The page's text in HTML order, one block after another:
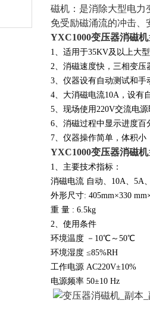
磁机：是消除大型电力
免受励磁涌流的冲击、
YXC1000变压器消磁机
1、适用于35KV及以上大
2、消磁速度快，三相变
3、仪器设有自动测试和手
4、大消磁电流10A，设有
5、现场使用220V交流电
6、消磁过程中显示进度百
7、仪器操作简单，体积
YXC1000变压器消磁机
1、主要技术指标：
消磁电流 自动、10A、5A
外形尺寸: 405mm×330
重 量 : 6.5kg
2、使用条件
环境温度 －10℃～50℃
环境湿度 ≤85%RH
工作电源 AC220V±10%
电源频率 50±10 Hz